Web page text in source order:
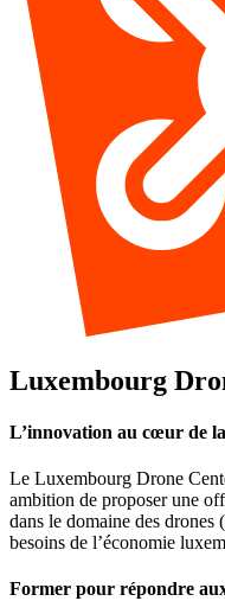
Luxembourg
L’innovation au cœur de
Le Luxembourg Drone
ambition de proposer une
dans le domaine des
besoins de l’économie
Former pour répondre